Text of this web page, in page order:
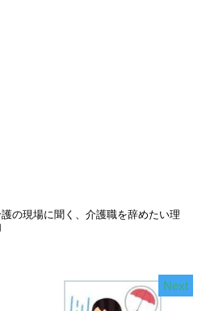
の現場に聞く、介護職を辞めたい理